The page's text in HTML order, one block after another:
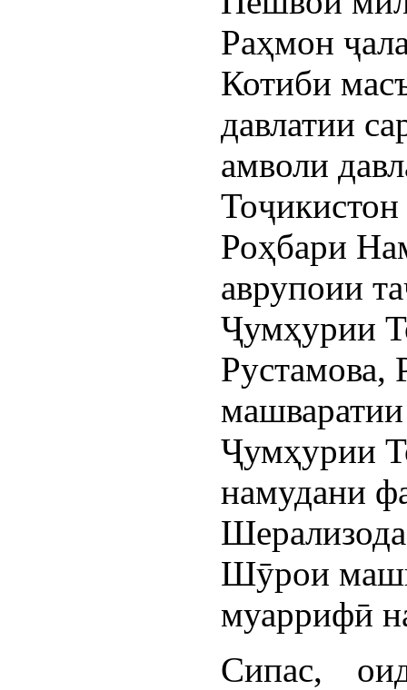
Раҳмон
Котиби
давлатии
амволи
Роҳбари
аврупоии
Ҷумҳурии
Ҷумҳурии
намудани
Шӯрои
муаррифӣ
Сипас,